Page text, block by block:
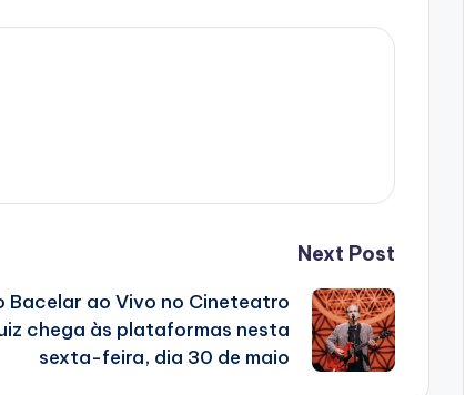
Next Post
Bacelar ao Vivo no Cineteatro
chega às plataformas nesta
sexta-feira, dia 30 de maio